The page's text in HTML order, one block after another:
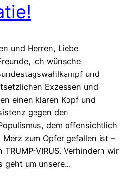
und Herren, Liebe
ich wünsche
und
Exzessen und
einen klaren Kopf und
gegen den
dem offensichtlich
Merz zum Opfer gefallen ist –
VIRUS. Verhindern wir
geht um unsere…